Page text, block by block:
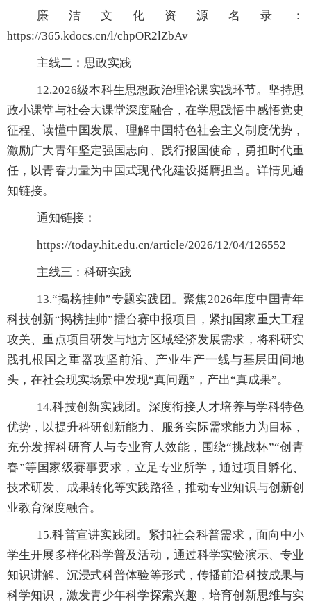
廉洁文化资源名录：
https://365.kdocs.cn/l/chpOR2lZbAv
主线二：思政实践
12.2026级本科生思想政治理论课实践环节。坚持思
政小课堂与社会大课堂深度融合，在学思践悟中感悟党史
征程、读懂中国发展、理解中国特色社会主义制度优势，
激励广大青年坚定强国志向、践行报国使命，勇担时代重
任，以青春力量为中国式现代化建设挺膺担当。详情见通
知链接。
通知链接：
https://today.hit.edu.cn/article/2026/12/04/126552
主线三：科研实践
13.“揭榜挂帅”专题实践团。聚焦2026年度中国青年
科技创新“揭榜挂帅”擂台赛申报项目，紧扣国家重大工程
攻关、重点项目研发与地方区域经济发展需求，将科研实
践扎根国之重器攻坚前沿、产业生产一线与基层田间地
头，在社会现实场景中发现“真问题”，产出“真成果”。
14.科技创新实践团。深度衔接人才培养与学科特色
优势，以提升科研创新能力、服务实际需求能力为目标，
充分发挥科研育人与专业育人效能，围绕“挑战杯”“创青
春”等国家级赛事要求，立足专业所学，通过项目孵化、
技术研发、成果转化等实践路径，推动专业知识与创新创
业教育深度融合。
15.科普宣讲实践团。紧扣社会科普需求，面向中小
学生开展多样化科学普及活动，通过科学实验演示、专业
知识讲解、沉浸式科普体验等形式，传播前沿科技成果与
科学知识，激发青少年科学探索兴趣，培育创新思维与实